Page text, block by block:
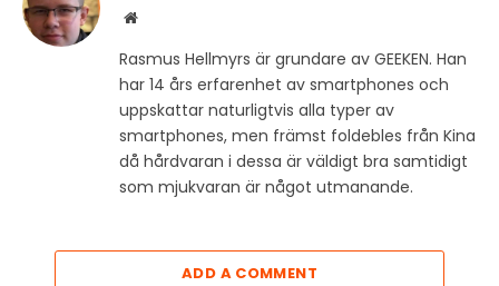
Website
Rasmus Hellmyrs är grundare av GEEKEN. Han
har 14 års erfarenhet av smartphones och
uppskattar naturligtvis alla typer av
smartphones, men främst foldebles från Kina
då hårdvaran i dessa är väldigt bra samtidigt
som mjukvaran är något utmanande.
ADD A COMMENT